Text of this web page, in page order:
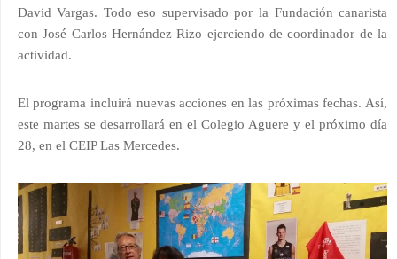
David Vargas. Todo eso supervisado por la Fundación canarista
con José Carlos Hernández Rizo ejerciendo de coordinador de la
actividad.
El programa incluirá nuevas acciones en las próximas fechas. Así,
este martes se desarrollará en el Colegio Aguere y el próximo día
28, en el CEIP Las Mercedes.